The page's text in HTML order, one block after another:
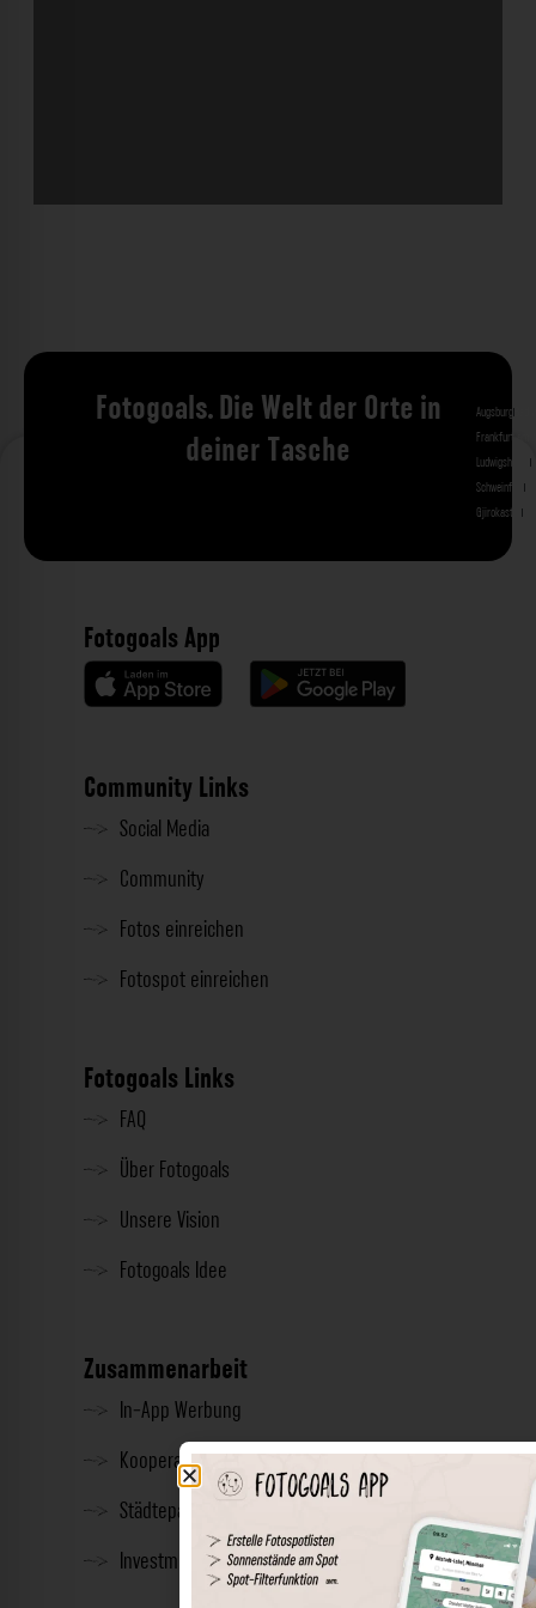
Fotogoals. Die Welt der Orte in
deiner Tasche
Augsburg
Frankfurt am
Ludwigshafen
Schweinfurt
Gjirokastra
Fotogoals App
Community Links
Social Media
Community
Fotos einreichen
Fotospot einreichen
Fotogoals Links
FAQ
Über Fotogoals
Unsere Vision
Fotogoals Idee
Zusammenarbeit
In-App Werbung
Kooperationen
Städtepartnerschaft
Investment & Presse